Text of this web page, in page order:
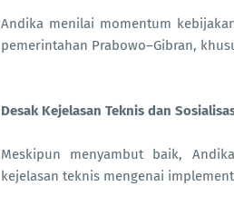
Andika menilai momentum
pemerintahan Prabowo–Gibran,
Desak Kejelasan Teknis dan
Meskipun menyambut baik,
kejelasan teknis mengenai